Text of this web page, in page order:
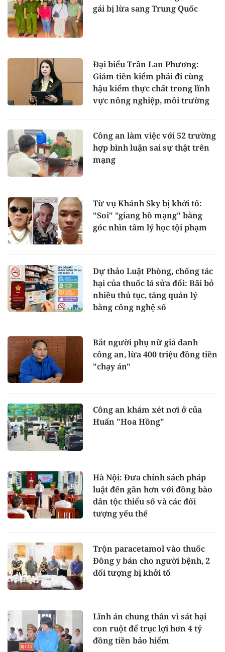
gái bị lừa sang Trung Quốc
Đại biểu Trần Lan Phương:
Giảm tiền kiểm phải đi cùng
hậu kiểm thực chất trong lĩnh
vực nông nghiệp, môi trường
Công an làm việc với 52 trường
hợp bình luận sai sự thật trên
mạng
Từ vụ Khánh Sky bị khởi tố:
"Soi" "giang hồ mạng" bằng
góc nhìn tâm lý học tội phạm
Dự thảo Luật Phòng, chống tác
hại của thuốc lá sửa đổi: Bãi bỏ
nhiều thủ tục, tăng quản lý
bằng công nghệ số
Bắt người phụ nữ giả danh
công an, lừa 400 triệu đồng tiền
"chạy án"
Công an khám xét nơi ở của
Huấn "Hoa Hồng"
Hà Nội: Đưa chính sách pháp
luật đến gần hơn với đồng bào
dân tộc thiểu số và các đối
tượng yếu thế
Trộn paracetamol vào thuốc
Đông y bán cho người bệnh, 2
đối tượng bị khởi tố
Lĩnh án chung thân vì sát hại
con ruột để trục lợi hơn 4 tỷ
đồng tiền bảo hiểm